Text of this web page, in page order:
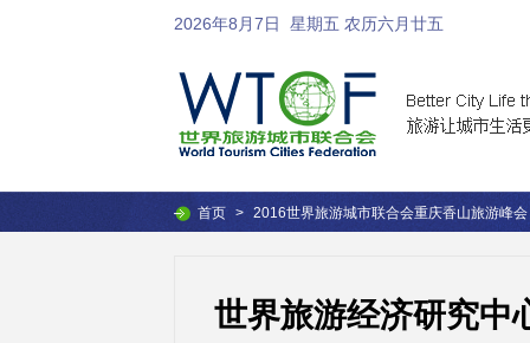
2026年8月7日 星期五 农历六月廿五
首页 > 2016世界旅游城市联合会重庆香山旅游峰会
世界旅游经济研究中